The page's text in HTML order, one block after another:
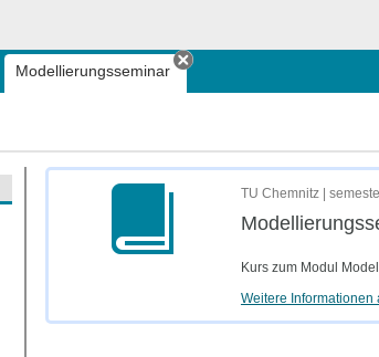
Modellierungsseminar
Tab schließen
TU Chemnitz |
Kurs zum Modul
Weitere Informationen